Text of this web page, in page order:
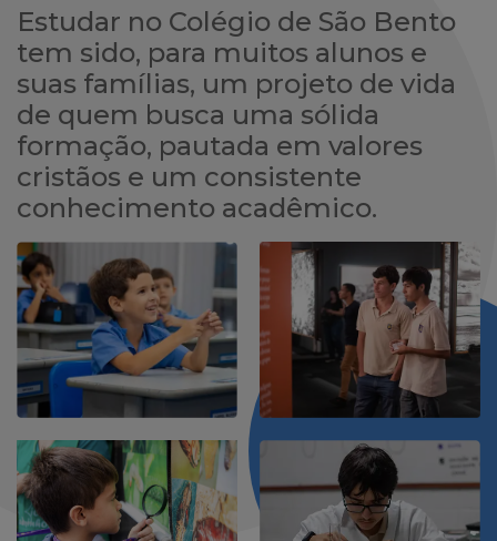
Estudar no Colégio de São Bento
tem sido, para muitos alunos e
suas famílias, um projeto de vida
de quem busca uma sólida
formação, pautada em valores
cristãos e um consistente
conhecimento acadêmico.